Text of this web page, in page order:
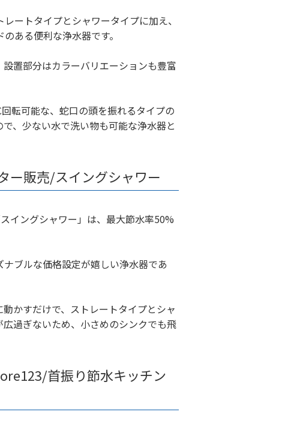
ートタイプとシャワータイプに加え、
ある便利な浄水器です。
置部分はカラーバリエーションも豊富
転可能な、蛇口の頭を振れるタイプの
、少ない水で洗い物も可能な浄水器と
ー販売/スイングシャワー
イングシャワー」は、最大節水率50%
ブルな価格設定が嬉しい浄水器であ
かすだけで、ストレートタイプとシャ
過ぎないため、小さめのシンクでも飛
首振り節水キッチン